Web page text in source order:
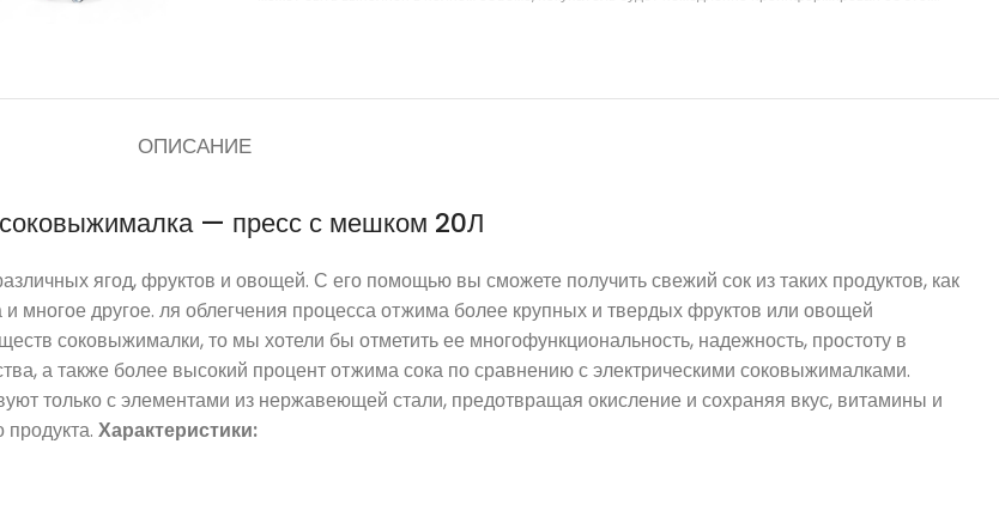
ОПИСАНИЕ
— пресс с мешком 20Л
ягод, фруктов и овощей. С его помощью вы сможете получить свежий сок из таких продуктов, как
многое другое. ля облегчения процесса отжима более крупных и твердых фруктов или овощей
соковыжималки, то мы хотели бы отметить ее многофункциональность, надежность, простоту в
а также более высокий процент отжима сока по сравнению с электрическими соковыжималками.
только с элементами из нержавеющей стали, предотвращая окисление и сохраняя вкус, витамины и
продукта. Характеристики: